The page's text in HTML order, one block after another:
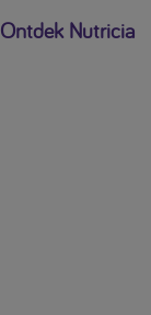
Ontdek Nutricia